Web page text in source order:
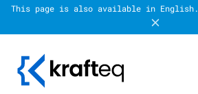
This page is also available in English.